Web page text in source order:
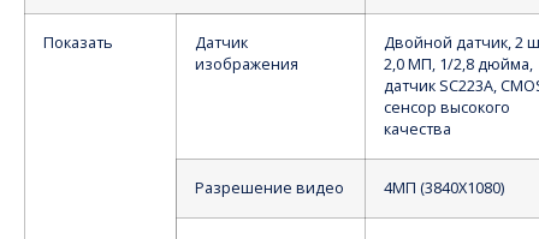
Показать
Датчик
изображения
Двойной датчик, 2
2,0 МП, 1/2,8 дюйма,
датчик SC223A,
сенсор высокого
качества
Разрешение видео 4МП (3840X1080)